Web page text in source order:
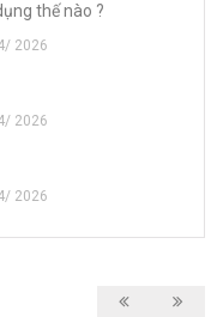
thế nào ?
2026
2026
2026